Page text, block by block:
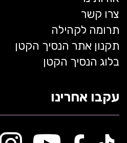
צרו קשר
תרומה לקהילה
תקנון אתר הנסיך הקטן
בלוג הנסיך הקטן
עקבו אחרינו